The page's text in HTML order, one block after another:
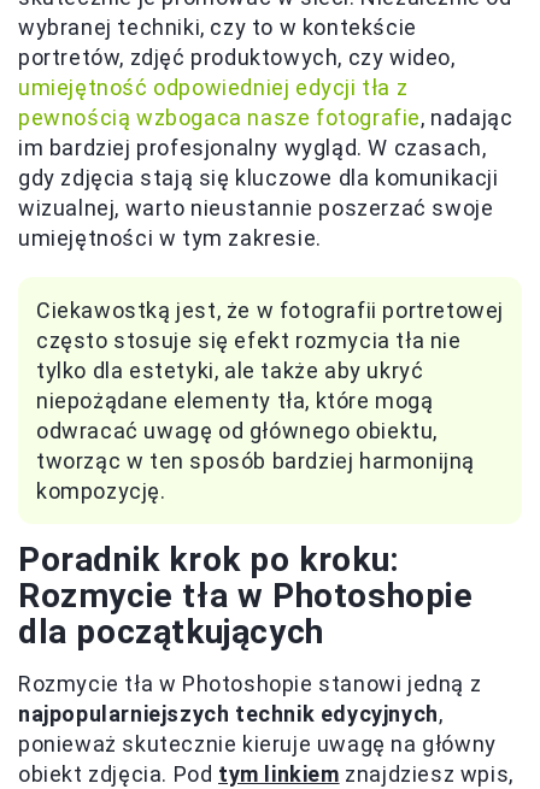
wybranej techniki, czy to w kontekście
portretów, zdjęć produktowych, czy wideo,
umiejętność odpowiedniej edycji tła z
pewnością wzbogaca nasze fotografie, nadając
im bardziej profesjonalny wygląd. W czasach,
gdy zdjęcia stają się kluczowe dla komunikacji
wizualnej, warto nieustannie poszerzać swoje
umiejętności w tym zakresie.
Ciekawostką jest, że w fotografii portretowej
często stosuje się efekt rozmycia tła nie
tylko dla estetyki, ale także aby ukryć
niepożądane elementy tła, które mogą
odwracać uwagę od głównego obiektu,
tworząc w ten sposób bardziej harmonijną
kompozycję.
Poradnik krok po kroku:
Rozmycie tła w Photoshopie
dla początkujących
Rozmycie tła w Photoshopie stanowi jedną z
najpopularniejszych technik edycyjnych,
ponieważ skutecznie kieruje uwagę na główny
obiekt zdjęcia. Pod tym linkiem znajdziesz wpis,